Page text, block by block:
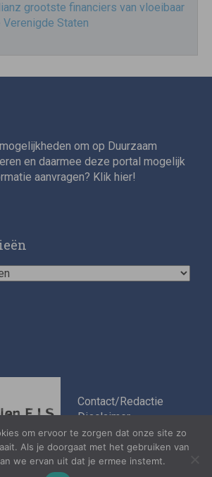
grootste financiers van vloeibaar
Verenigde Staten
om op Duurzaam
en daarmee deze portal mogelijk
aanvragen? Klik hier!
Contact/Redactie
Disclaimer
Algemene
om ervoor te zorgen dat onze site zo
Als je doorgaat met het gebruiken van
we ervan uit dat je ermee instemt.